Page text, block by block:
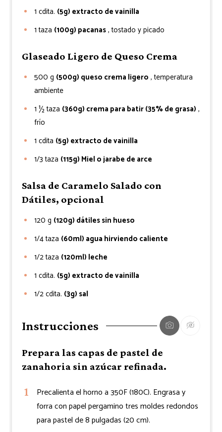
1 cdita. (5g) extracto de vainilla
1 taza (100g) pacanas, tostado y picado
Glaseado Ligero de Queso Crema
500 g (500g) queso crema ligero , temperatura
ambiente
1 ½taza (360g) crema para batir (35% de grasa) ,
frío
1 cdita (5g) extracto de vainilla
1/3 taza (115g) Miel o jarabe de arce
Salsa de Caramelo Salado con
Dátiles, opcional
120 g (120g) dátiles sin hueso
1/4taza (60ml) agua hirviendo caliente
1/2taza (120ml) leche
1 cdita. (5g) extracto de vainilla
1/2cdita. (3g) sal
Instrucciones
Prepara las capas de pastel de
zanahoria sin azúcar refinada.
Precalienta el horno a 350F (180C). Engrasa y
forra con papel pergamino tres moldes redondos
para pastel de 8 pulgadas (20 cm).